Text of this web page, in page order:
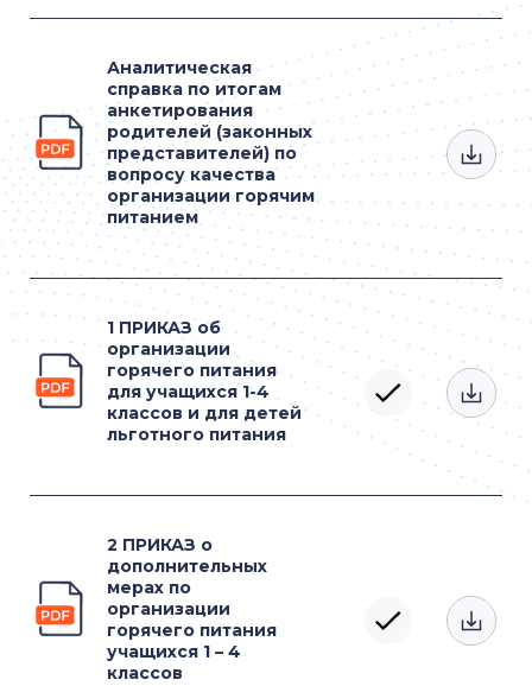
Аналитическая
справка по итогам
анкетирования
родителей (законных
представителей) по
вопросу качества
организации горячим
питанием
1 ПРИКАЗ об
организации
горячего питания
для учащихся 1-4
классов и для детей
льготного питания
2 ПРИКАЗ о
дополнительных
мерах по
организации
горячего питания
учащихся 1 – 4
классов